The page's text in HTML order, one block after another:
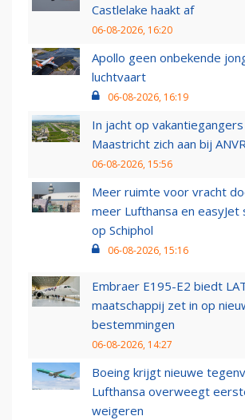
Castlelake haakt af
06-08-2026, 16:20
Apollo geen onbekende
luchtvaart
06-08-2026, 16:19
In jacht op
Maastricht zich aan bij
06-08-2026, 15:56
Meer ruimte voor vracht
meer Lufthansa en
op Schiphol
06-08-2026, 15:16
Embraer E195-E2 biedt
maatschappij zet in op
bestemmingen
06-08-2026, 14:27
Boeing krijgt nieuwe
Lufthansa overweegt
weigeren